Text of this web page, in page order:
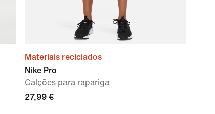
Materiais reciclados
Nike Pro
Calções para rapariga
27,99 €